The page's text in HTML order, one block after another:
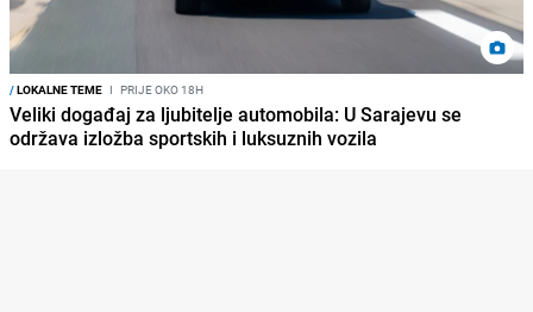
/LOKALNE TEME I PRIJE OKO 18H
Veliki događaj za ljubitelje automobila: U Sarajevu se
održava izložba sportskih i luksuznih vozila